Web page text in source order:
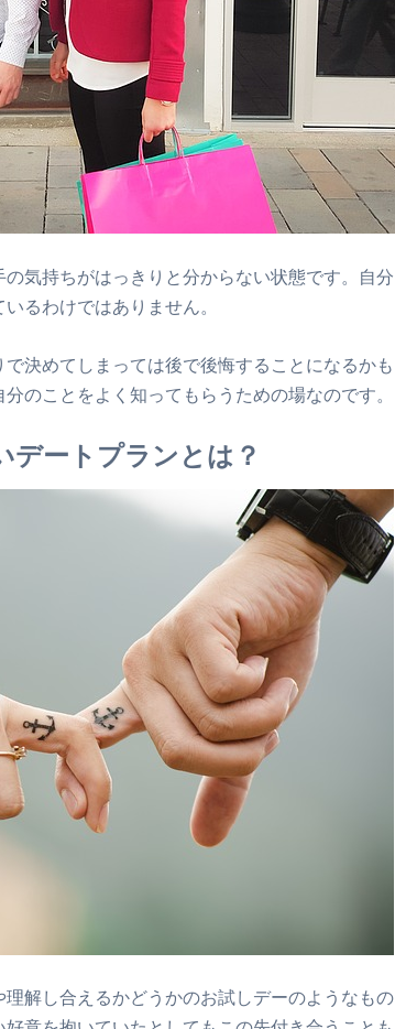
気持ちがはっきりと分からない状態です。自分
るわけではありません。
決めてしまっては後で後悔することになるかも
のことをよく知ってもらうための場なのです。
デートプランとは？
解し合えるかどうかのお試しデーのようなもの